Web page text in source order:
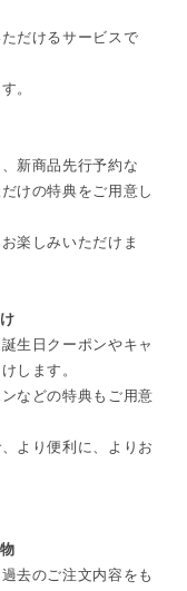
だけるサービスで
。
新商品先行予約な
けの特典をご用意し
楽しみいただけま
生日クーポンやキャ
します。
などの特典もご用意
より便利に、よりお
去のご注文内容をも